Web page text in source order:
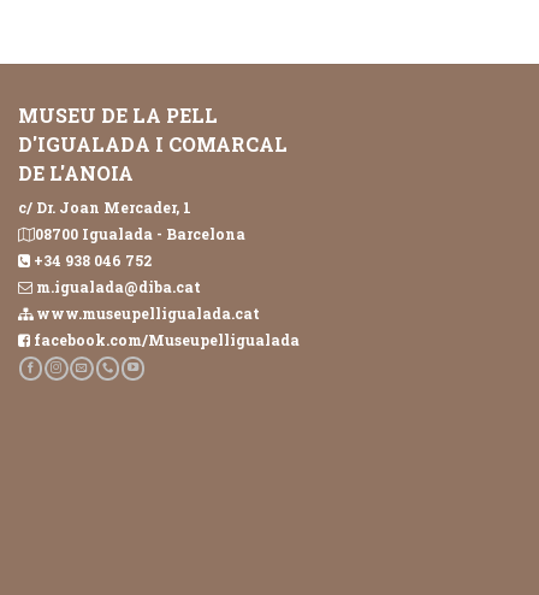
MUSEU DE LA PELL
D'IGUALADA I COMARCAL
DE L'ANOIA
c/ Dr. Joan Mercader, 1
08700 Igualada - Barcelona
+34 938 046 752
m.igualada@diba.cat
www.museupelligualada.cat
facebook.com/Museupelligualada